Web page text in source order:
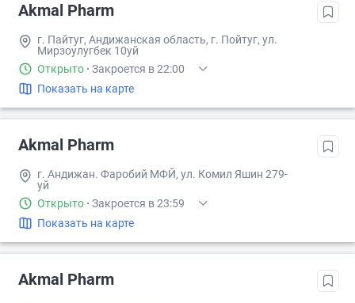
Akmal Pharm
г. Пайтуг, Андижанская область, г. Пойтуг, ул.
Мирзоулугбек 10уй
Открыто · Закроется в 22:00
Показать на карте
Akmal Pharm
г. Андижан. Фаробий МФЙ, ул. Комил Яшин 279-
уй
Открыто · Закроется в 23:59
Показать на карте
Akmal Pharm